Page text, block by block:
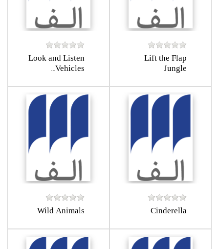
Lift the Flap
Jungle
Look and Listen
Vehicles...
Cinderella
Wild Animals